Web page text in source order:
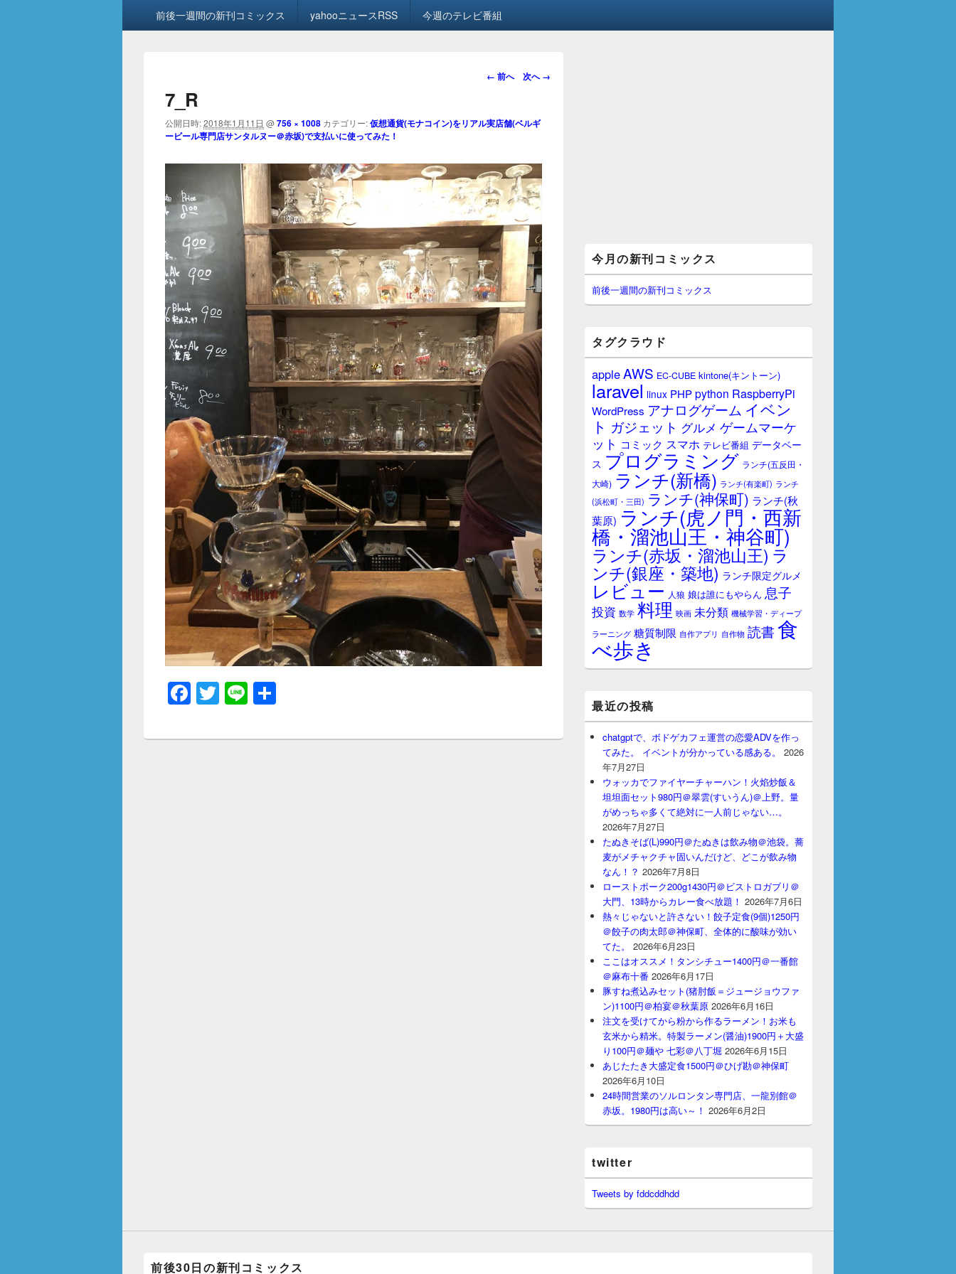
前後一週間の新刊コミックス yahooニュースRSS 今週のテレビ番組
画
ビ
シ
ョ
ン
← 前へ 次へ →
7_R
公開日時:2018年1月11日 @756 × 1008 カテゴリー:仮想通貨(モナコイン)をリアル実店舗(ベルギ
ービール専門店サンタルヌー＠赤坂)で支払いに使ってみた！
F
c
T
tt
Li
e
イ
ン
サ
イ
ー
ジ
ッ
ト
今月の新刊コミックス
前後一週間の新刊コミックス
タグクラウド
appleAWS EC-CUBE kintone(キントーン)
laravel linux PHPpython RaspberryPi
WordPress アナログゲーム イベン
ト ガジェット グルメ ゲームマーケ
ット コミック スマホ テレビ番組 データベー
ス プログラミング ランチ(五反田・
大崎) ランチ(新橋) ランチ(有楽町) ランチ
(浜松町・三田) ランチ(神保町) ランチ(秋
葉原) ランチ(虎ノ門・西新
橋・溜池山王・神谷町)
ランチ(赤坂・溜池山王) ラ
ンチ(銀座・築地) ランチ限定グルメ
レビュー 人狼 娘は誰にもやらん 息子
投資 数学 料理 映画 未分類 機械学習・ディープ
ラーニング 糖質制限 自作アプリ 自作物 読書食
べ歩き
最近の投稿
chatgptで、ボドゲカフェ運営の恋愛ADVを作っ
てみた。 イベントが分かっている感ある。
2026
年7月27日
ウォッカでファイヤーチャーハン！火焰炒飯＆
坦坦面セット980円＠翠雲(すいうん)＠上野。量
がめっちゃ多くて絶対に一人前じゃない…。
2026年7月27日
たぬきそば(L)990円＠たぬきは飲み物＠池袋。蕎
麦がメチャクチャ固いんだけど、どこが飲み物
なん！？ 2026年7月8日
ローストポーク200g1430円＠ビストロガブリ＠
大門、13時からカレー食べ放題！ 2026年7月6日
熱々じゃないと許さない！餃子定食(9個)1250円
＠餃子の肉太郎＠神保町、全体的に酸味が効い
てた。
2026年6月23日
ここはオススメ！タンシチュー1400円＠一番館
＠麻布十番 2026年6月17日
豚すね煮込みセット(猪肘飯＝ジュージョウファ
ン)1100円＠柏宴＠秋葉原 2026年6月16日
注文を受けてから粉から作るラーメン！お米も
玄米から精米。特製ラーメン(醤油)1900円＋大盛
り100円＠麺や 七彩＠八丁堀 2026年6月15日
あじたたき大盛定食1500円＠ひげ勘＠神保町
2026年6月10日
24時間営業のソルロンタン専門店、一龍別館＠
赤坂。1980円は高い～！ 2026年6月2日
twitter
Tweets by fddcddhdd
前後30日の新刊コミックス